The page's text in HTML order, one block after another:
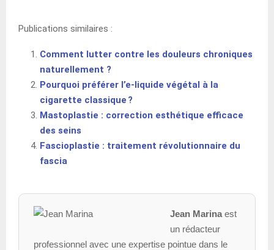
Publications similaires :
Comment lutter contre les douleurs chroniques
naturellement ?
Pourquoi préférer l’e-liquide végétal à la
cigarette classique ?
Mastoplastie : correction esthétique efficace
des seins
Fascioplastie : traitement révolutionnaire du
fascia
Jean Marinaest
un rédacteur
professionnel avec une expertise pointue dans le